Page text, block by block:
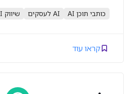
כותבי תוכן AI AI לעסקים שיווק AI
קראו עוד